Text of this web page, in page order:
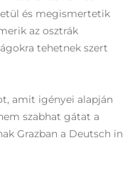
és megismertetik
az osztrák
tehetnek szert
amit igényei alapján
szabhat gátat a
Grazban a Deutsch in